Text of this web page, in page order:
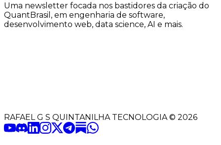
Uma newsletter focada nos bastidores da criação do
QuantBrasil , em engenharia de software,
desenvolvimento web, data science, AI e mais.
RAFAEL G S QUINTANILHA TECNOLOGIA © 2026